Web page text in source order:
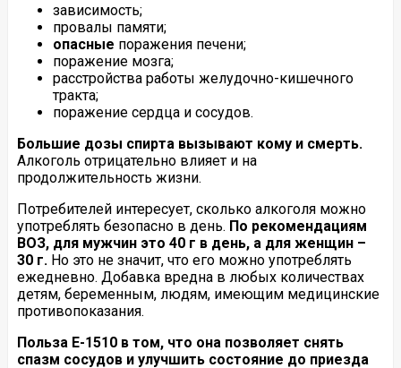
зависимость;
провалы памяти;
опасные поражения печени;
поражение мозга;
расстройства работы желудочно-кишечного
тракта;
поражение сердца и сосудов.
Большие дозы спирта вызывают кому и смерть.
Алкоголь отрицательно влияет и на
продолжительность жизни.
Потребителей интересует, сколько алкоголя можно
употреблять безопасно в день. По рекомендациям
ВОЗ, для мужчин это 40 г в день, а для женщин –
30 г.Но это не значит, что его можно употреблять
ежедневно. Добавка вредна в любых количествах
детям, беременным, людям, имеющим медицинские
противопоказания.
Польза Е-1510 в том, что она позволяет снять
спазм сосудов и улучшить состояние до приезда